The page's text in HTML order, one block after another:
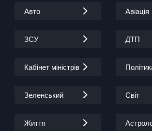
Авто Авіація
ЗСУ ДТП
Кабінет міністрів
Зеленський Світ
Життя